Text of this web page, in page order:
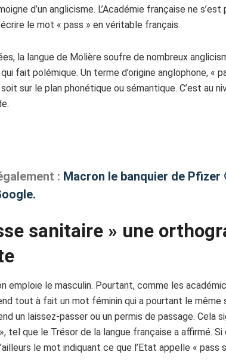
d’un anglicisme. L’Académie française ne
écrire le mot « pass » en véritable français.
la langue de Molière soufre de nombreux
fait polémique. Un terme d’origine anglophone, «
sur le plan phonétique ou sémantique. C’est au
: Macron le banquier de
sanitaire » une
emploie le masculin. Pourtant, comme les
tout à fait un mot féminin qui a pourtant le même
un laissez-passer ou un permis de passage. Cela
tel que le Trésor de la langue française a affirmé.
le mot indiquant ce que l’Etat appelle « pass